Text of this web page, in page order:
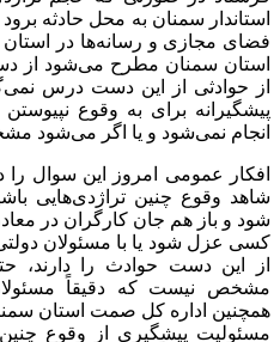
استاندار سمنان به محل حادثه
فضای مجازی و رسانه‌ها در استان
استان سمنان مطرح می‌شود از
از حوادثی از این دست درس
پیشگیرانه برای به وقوع
انجام نمی‌شود و یا اگر می‌شود
افکار عمومی امروز این سوال را
شاهد وقوع چنین تراژدی‌هایی
شود و باز هم جان کارگران در
کسی عزل شود یا با مسئولان
از این دست حوادث را دارند،
مشخص نیست که دقیقاً
همچنین اداره کل صمت استان
مسئولیت پیشگیری از وقوع چنین